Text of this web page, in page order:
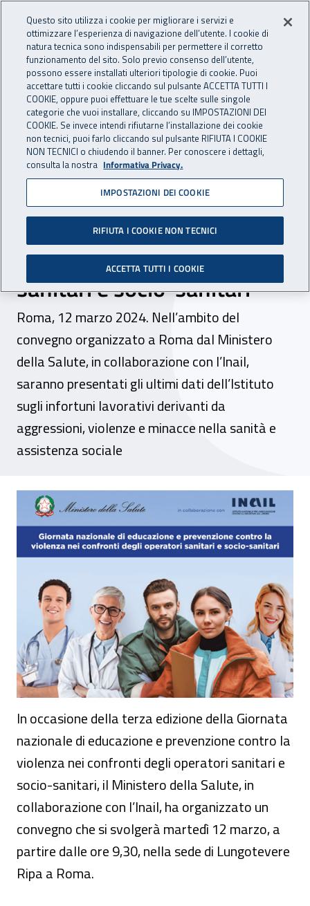
INAIL - Istituto Nazionale
Apri cerca
Navigazione principale
Navigazione - Ti trovi in:
Home Inail comunica Eventi
12 marzo 2024
Evento – Giornata
nazionale contro la violenza
nei confronti degli operatori
sanitari e socio-sanitari
Roma, 12 marzo 2024. Nell’ambito del
convegno organizzato a Roma dal Ministero
della Salute, in collaborazione con l’Inail,
saranno presentati gli ultimi dati dell’Istituto
sugli infortuni lavorativi derivanti da
aggressioni, violenze e minacce nella sanità e
assistenza sociale
Evento – Giornata nazionale contro la
In occasione della terza edizione della Giornata
nazionale di educazione e prevenzione contro la
violenza nei confronti degli operatori sanitari e
socio-sanitari, il Ministero della Salute, in
collaborazione con l’Inail, ha organizzato un
convegno che si svolgerà martedì 12 marzo, a
partire dalle ore 9,30, nella sede di Lungotevere
Ripa a Roma.
Questo sito utilizza i cookie per migliorare i servizi e
ottimizzare l’esperienza di navigazione dell’utente. I cookie di
natura tecnica sono indispensabili per permettere il corretto
funzionamento del sito. Solo previo consenso dell’utente,
possono essere installati ulteriori tipologie di cookie. Puoi
accettare tutti i cookie cliccando sul pulsante ACCETTA TUTTI I
COOKIE, oppure puoi effettuare le tue scelte sulle singole
categorie che vuoi installare, cliccando su IMPOSTAZIONI DEI
COOKIE. Se invece intendi rifiutarne l’installazione dei cookie
non tecnici, puoi farlo cliccando sul pulsante RIFIUTA I COOKIE
NON TECNICI o chiudendo il banner. Per conoscere i dettagli,
consulta la nostra Informativa Privacy.
IMPOSTAZIONI DEI COOKIE
RIFIUTA I COOKIE NON TECNICI
ACCETTA TUTTI I COOKIE